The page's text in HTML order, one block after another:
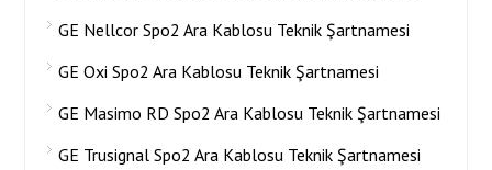
GE Nellcor Spo2 Ara Kablosu Teknik Şartnamesi
GE Oxi Spo2 Ara Kablosu Teknik Şartnamesi
GE Masimo RD Spo2 Ara Kablosu Teknik Şartnamesi
GE Trusignal Spo2 Ara Kablosu Teknik Şartnamesi